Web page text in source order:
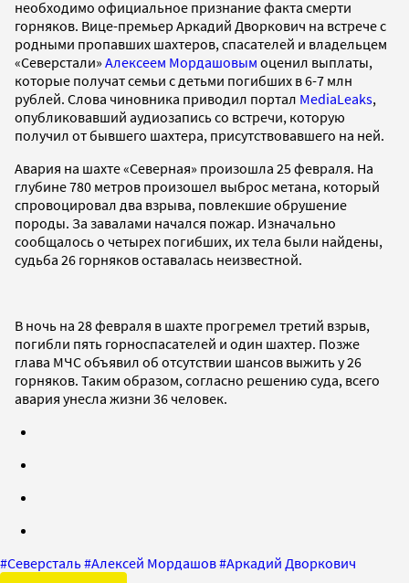
необходимо официальное признание факта смерти
горняков. Вице-премьер Аркадий Дворкович на встрече с
родными пропавших шахтеров, спасателей и владельцем
«Северстали» Алексеем Мордашовым оценил выплаты,
которые получат семьи с детьми погибших в 6-7 млн
рублей. Слова чиновника приводил портал MediaLeaks,
опубликовавший аудиозапись со встречи, которую
получил от бывшего шахтера, присутствовавшего на ней.
Авария на шахте «Северная» произошла 25 февраля. На
глубине 780 метров произошел выброс метана, который
спровоцировал два взрыва, повлекшие обрушение
породы. За завалами начался пожар. Изначально
сообщалось о четырех погибших, их тела были найдены,
судьба 26 горняков оставалась неизвестной.
В ночь на 28 февраля в шахте прогремел третий взрыв,
погибли пять горноспасателей и один шахтер. Позже
глава МЧС объявил об отсутствии шансов выжить у 26
горняков. Таким образом, согласно решению суда, всего
авария унесла жизни 36 человек.
#Северсталь#Алексей Мордашов#Аркадий Дворкович